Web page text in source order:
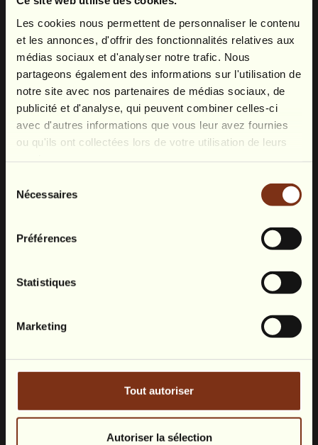
Les cookies nous permettent de personnaliser le contenu
et les annonces, d'offrir des fonctionnalités relatives aux
médias sociaux et d'analyser notre trafic. Nous
partageons également des informations sur l'utilisation de
notre site avec nos partenaires de médias sociaux, de
publicité et d'analyse, qui peuvent combiner celles-ci
avec d'autres informations que vous leur avez fournies
ou qu'ils ont collectées lors de votre utilisation de leurs
Nécessaires
Préférences
Statistiques
Marketing
Tout autoriser
Autoriser la sélection